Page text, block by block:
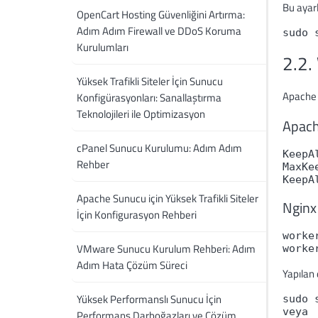
Bu
sudo
2.2.
sudo
veya
OpenCart Hosting Güvenliğini Artırma:
Adım Adım Firewall ve DDoS Koruma
Kurulumları
Yüksek Trafikli Siteler İçin Sunucu
Konfigürasyonları: Sanallaştırma
Teknolojileri ile Optimizasyon
cPanel Sunucu Kurulumu: Adım Adım
Rehber
Apache Sunucu için Yüksek Trafikli Siteler
İçin Konfigurasyon Rehberi
VMware Sunucu Kurulum Rehberi: Adım
Adım Hata Çözüm Süreci
Yüksek Performanslı Sunucu İçin